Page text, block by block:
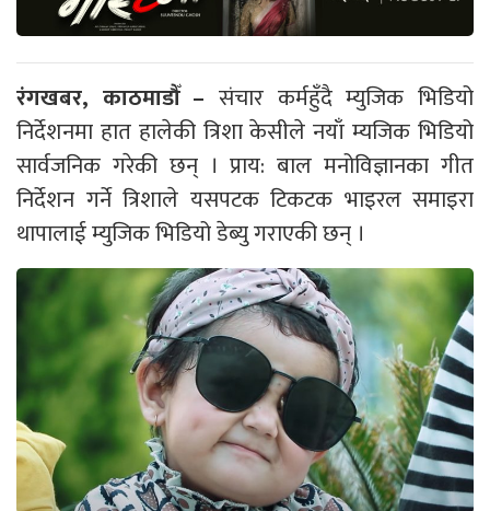
रंगखबर, काठमाडौँ – संचार कर्महुँदै म्युजिक भिडियो
निर्देशनमा हात हालेकी त्रिशा केसीले नयाँ म्यजिक भिडियो
सार्वजनिक गरेकी छन् । प्राय: बाल मनोविज्ञानका गीत
निर्देशन गर्ने त्रिशाले यसपटक टिकटक भाइरल समाइरा
थापालाई म्युजिक भिडियो डेब्यु गराएकी छन् ।